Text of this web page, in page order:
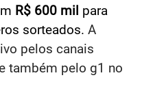
R$ 600 mil para
sorteados. A
pelos canais
também pelo g1 no